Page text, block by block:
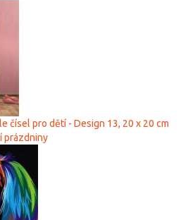
čísel pro dětí - Design 13, 20 x 20 cm
prázdniny